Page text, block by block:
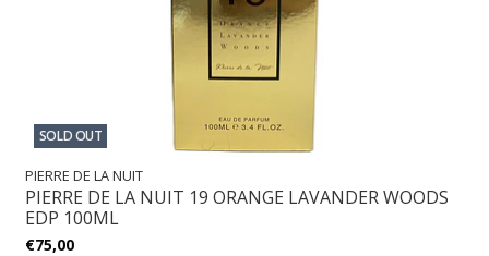
SOLD OUT
PIERRE DE LA NUIT
PIERRE DE LA NUIT 19 ORANGE LAVANDER WOODS
EDP 100ML
€75,00